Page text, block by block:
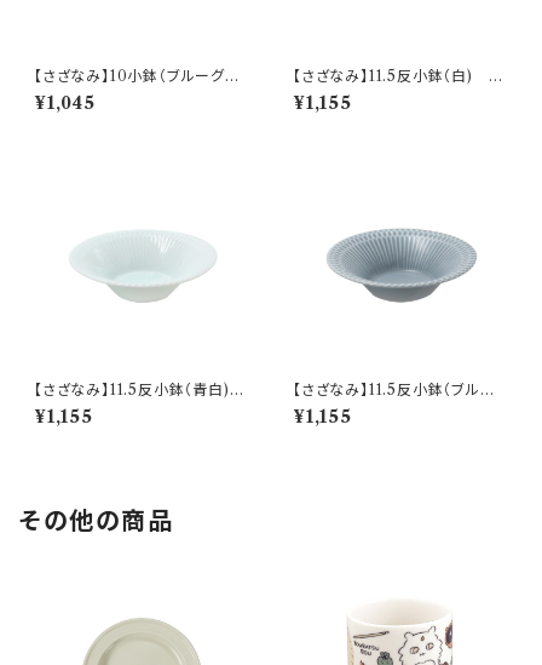
【さざなみ】10小鉢（ブルーグレ
ー) O-M47503
¥1,045
【さざなみ】11.5反小鉢（白) O
-M43301
¥1,155
【さざなみ】11.5反小鉢（青白)
O-M43302
¥1,155
【さざなみ】11.5反小鉢（ブルー
グレー) O-M43303
¥1,155
その他の商品